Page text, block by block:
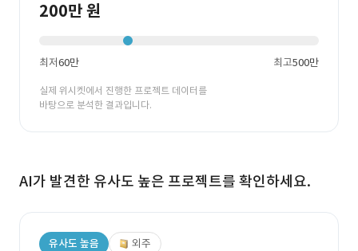
200만 원
최저60만 최고500만
실제 위시켓에서 진행한 프로젝트 데이터를
바탕으로 분석한 결과입니다.
AI가 발견한 유사도 높은 프로젝트를 확인하세요.
유사도 높음 외주